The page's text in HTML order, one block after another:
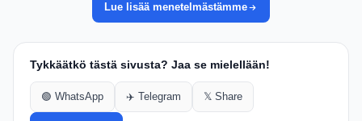
Lue lisää menetelmästämme
Tykkäätkö tästä sivusta? Jaa se mielellään!
🟢 WhatsApp ✈️ Telegram 𝕏 Share